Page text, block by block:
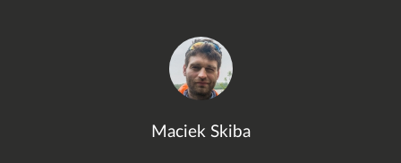
Maciek Skiba